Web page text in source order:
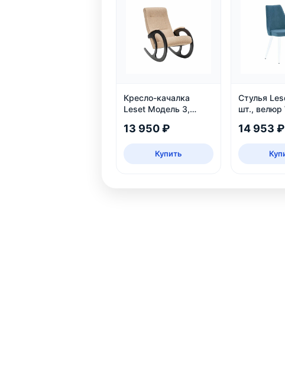
Кресло-качалка
Leset Модель 3,
13 950 ₽
Купить
Стулья
шт., велюр
14 953 ₽